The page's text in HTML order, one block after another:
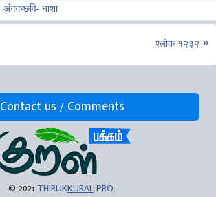
अंगगच्छवि- नाशा
श्लोक १२३२
Contact us / Comments
© 2021 THIRUKKURALPRO.